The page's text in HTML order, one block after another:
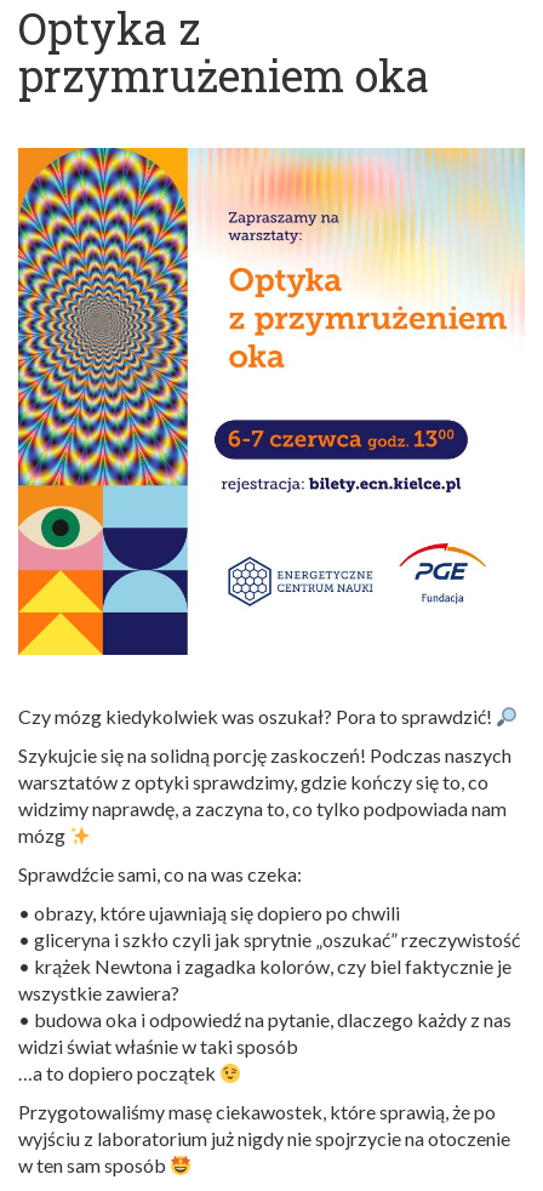
Optyka z
przymrużeniem oka
Czy mózg kiedykolwiek was oszukał? Pora to sprawdzić!
Szykujcie się na solidną porcję zaskoczeń! Podczas naszych
warsztatów z optyki sprawdzimy, gdzie kończy się to, co
widzimy naprawdę, a zaczyna to, co tylko podpowiada nam
mózg
Sprawdźcie sami, co na was czeka:
• obrazy, które ujawniają się dopiero po chwili
• gliceryna i szkło czyli jak sprytnie „oszukać” rzeczywistość
• krążek Newtona i zagadka kolorów, czy biel faktycznie je
wszystkie zawiera?
• budowa oka i odpowiedź na pytanie, dlaczego każdy z nas
widzi świat właśnie w taki sposób
…a to dopiero początek
Przygotowaliśmy masę ciekawostek, które sprawią, że po
wyjściu z laboratorium już nigdy nie spojrzycie na otoczenie
w ten sam sposób